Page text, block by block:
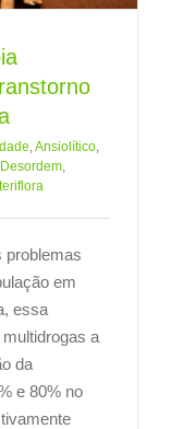
Ansiolítico
Desordem
problemas
em
essa
a
da
e 80% no